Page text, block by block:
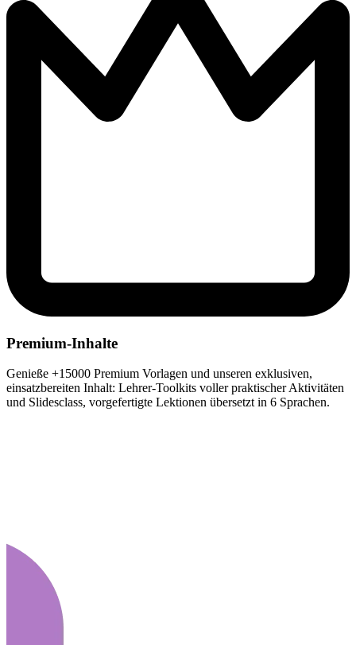
Premium-Inhalte
Genieße +15000 Premium Vorlagen und unseren exklusiven,
einsatzbereiten Inhalt: Lehrer-Toolkits voller praktischer Aktivitäten
und Slidesclass, vorgefertigte Lektionen übersetzt in 6 Sprachen.